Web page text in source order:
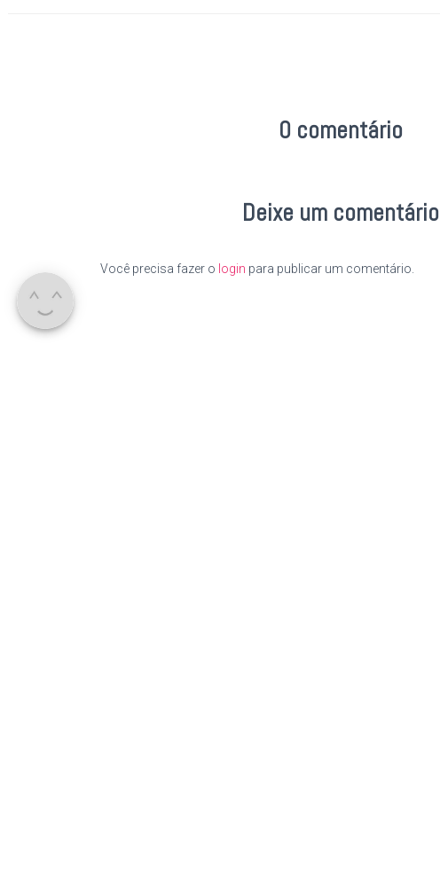
0 comentário
Deixe um comentário
Você precisa fazer o login para publicar um comentário.